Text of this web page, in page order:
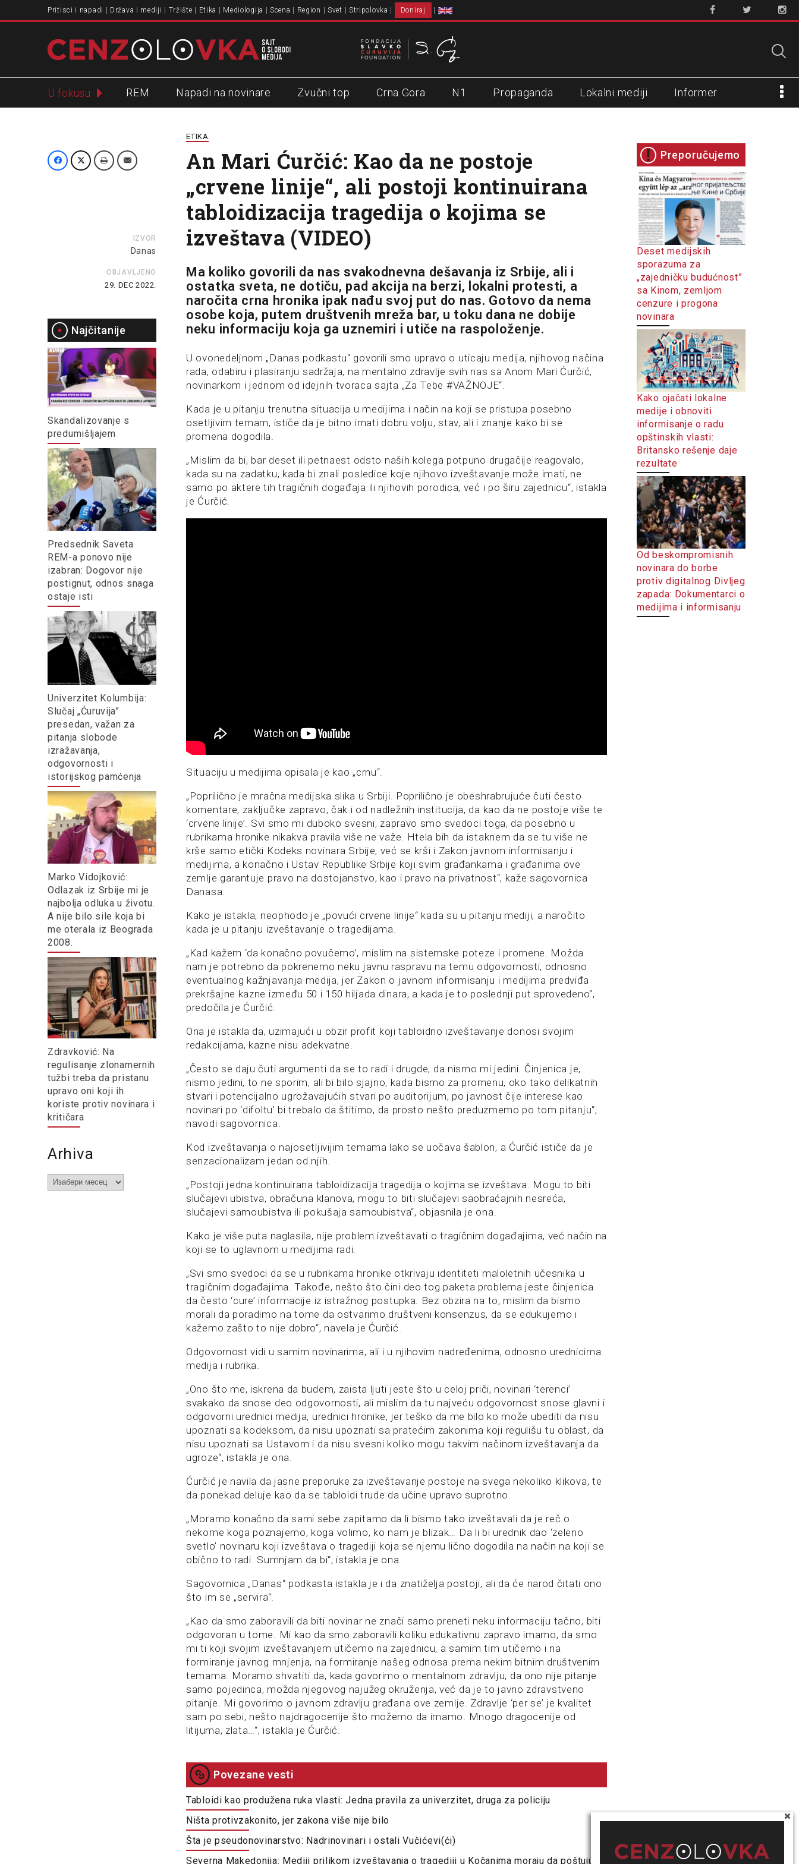
Pritisci i napadi Država i mediji Tržište Etika Mediologija Scena Region Svet Stripolovka Doniraj
U fokusu REM Napadi na novinare Zvučni top Crna Gora N1 Propaganda Lokalni mediji Informer
IZVOR
Danas
OBJAVLJENO
29. DEC 2022.
Najčitanije
Skandalizovanje s
predumišljajem
Predsednik Saveta
REM-a ponovo nije
izabran: Dogovor nije
postignut, odnos snaga
ostaje isti
Univerzitet Kolumbija:
Slučaj „Ćuruvija”
presedan, važan za
pitanja slobode
izražavanja,
odgovornosti i
istorijskog pamćenja
Marko Vidojković:
Odlazak iz Srbije mi je
najbolja odluka u životu.
A nije bilo sile koja bi
me oterala iz Beograda
2008.
Zdravković: Na
regulisanje zlonamernih
tužbi treba da pristanu
upravo oni koji ih
koriste protiv novinara i
kritičara
Arhiva
Arhiva
ETIKA
An Mari Ćurčić: Kao da ne postoje
„crvene linije“, ali postoji kontinuirana
tabloidizacija tragedija o kojima se
izveštava (VIDEO)
Ma koliko govorili da nas svakodnevna dešavanja iz Srbije, ali i
ostatka sveta, ne dotiču, pad akcija na berzi, lokalni protesti, a
naročita crna hronika ipak nađu svoj put do nas. Gotovo da nema
osobe koja, putem društvenih mreža bar, u toku dana ne dobije
neku informaciju koja ga uznemiri i utiče na raspoloženje.
U ovonedeljnom „Danas podkastu“ govorili smo upravo o uticaju medija, njihovog načina
rada, odabiru i plasiranju sadržaja, na mentalno zdravlje svih nas sa Anom Mari Ćurčić,
novinarkom i jednom od idejnih tvoraca sajta „Za Tebe #VAŽNOJE“.
Kada je u pitanju trenutna situacija u medijima i način na koji se pristupa posebno
osetljivim temam, ističe da je bitno imati dobru volju, stav, ali i znanje kako bi se
promena dogodila.
„Mislim da bi, bar deset ili petnaest odsto naših kolega potpuno drugačije reagovalo,
kada su na zadatku, kada bi znali posledice koje njihovo izveštavanje može imati, ne
samo po aktere tih tragičnih događaja ili njihovih porodica, već i po širu zajednicu“, istakla
je Ćurčić.
Situaciju u medijima opisala je kao „crnu“.
„Poprilično je mračna medijska slika u Srbiji. Poprilično je obeshrabrujuće čuti često
komentare, zaključke zapravo, čak i od nadležnih institucija, da kao da ne postoje više te
‘crvene linije’. Svi smo mi duboko svesni, zapravo smo svedoci toga, da posebno u
rubrikama hronike nikakva pravila više ne važe. Htela bih da istaknem da se tu više ne
krše samo etički Kodeks novinara Srbije, već se krši i Zakon javnom informisanju i
medijima, a konačno i Ustav Republike Srbije koji svim građankama i građanima ove
zemlje garantuje pravo na dostojanstvo, kao i pravo na privatnost“, kaže sagovornica
Danasa.
Kako je istakla, neophodo je „povući crvene linije“ kada su u pitanju mediji, a naročito
kada je u pitanju izveštavanje o tragedijama.
„Kad kažem ‘da konačno povučemo’, mislim na sistemske poteze i promene. Možda
nam je potrebno da pokrenemo neku javnu raspravu na temu odgovornosti, odnosno
eventualnog kažnjavanja medija, jer Zakon o javnom informisanju i medijima predviđa
prekršajne kazne između 50 i 150 hiljada dinara, a kada je to poslednji put sprovedeno“,
predočila je Ćurčić.
Ona je istakla da, uzimajući u obzir profit koji tabloidno izveštavanje donosi svojim
redakcijama, kazne nisu adekvatne.
„Često se daju čuti argumenti da se to radi i drugde, da nismo mi jedini. Činjenica je,
nismo jedini, to ne sporim, ali bi bilo sjajno, kada bismo za promenu, oko tako delikatnih
stvari i potencijalno ugrožavajućih stvari po auditorijum, po javnost čije interese kao
novinari po ‘difoltu’ bi trebalo da štitimo, da prosto nešto preduzmemo po tom pitanju“,
navodi sagovornica.
Kod izveštavanja o najosetljivijim temama lako se uočava šablon, a Ćurčić ističe da je
senzacionalizam jedan od njih.
„Postoji jedna kontinuirana tabloidizacija tragedija o kojima se izveštava. Mogu to biti
slučajevi ubistva, obračuna klanova, mogu to biti slučajevi saobraćajnih nesreća,
slučajevi samoubistva ili pokušaja samoubistva“, objasnila je ona.
Kako je više puta naglasila, nije problem izveštavati o tragičnim događajima, već način na
koji se to uglavnom u medijima radi.
„Svi smo svedoci da se u rubrikama hronike otkrivaju identiteti maloletnih učesnika u
tragičnim događajima. Takođe, nešto što čini deo tog paketa problema jeste činjenica
da često ‘cure’ informacije iz istražnog postupka. Bez obzira na to, mislim da bismo
morali da poradimo na tome da ostvarimo društveni konsenzus, da se edukujemo i
kažemo zašto to nije dobro“, navela je Ćurčić.
Odgovornost vidi u samim novinarima, ali i u njihovim nadređenima, odnosno urednicima
medija i rubrika.
„Ono što me, iskrena da budem, zaista ljuti jeste što u celoj priči, novinari ‘terenci’
svakako da snose deo odgovornosti, ali mislim da tu najveću odgovornost snose glavni i
odgovorni urednici medija, urednici hronike, jer teško da me bilo ko može ubediti da nisu
upoznati sa kodeksom, da nisu upoznati sa pratećim zakonima koji regulišu tu oblast, da
nisu upoznati sa Ustavom i da nisu svesni koliko mogu takvim načinom izveštavanja da
ugroze“, istakla je ona.
Ćurčić je navila da jasne preporuke za izveštavanje postoje na svega nekoliko klikova, te
da ponekad deluje kao da se tabloidi trude da učine upravo suprotno.
„Moramo konačno da sami sebe zapitamo da li bismo tako izveštavali da je reč o
nekome koga poznajemo, koga volimo, ko nam je blizak… Da li bi urednik dao ‘zeleno
svetlo’ novinaru koji izveštava o tragediji koja se njemu lično dogodila na način na koji se
obično to radi. Sumnjam da bi“, istakla je ona.
Sagovornica „Danas“ podkasta istakla je i da znatiželja postoji, ali da će narod čitati ono
što im se „servira“.
„Kao da smo zaboravili da biti novinar ne znači samo preneti neku informaciju tačno, biti
odgovoran u tome. Mi kao da smo zaboravili koliku edukativnu zapravo imamo, da smo
mi ti koji svojim izveštavanjem utičemo na zajednicu, a samim tim utičemo i na
formiranje javnog mnjenja, na formiranje našeg odnosa prema nekim bitnim društvenim
temama. Moramo shvatiti da, kada govorimo o mentalnom zdravlju, da ono nije pitanje
samo pojedinca, možda njegovog najužeg okruženja, već da je to javno zdravstveno
pitanje. Mi govorimo o javnom zdravlju građana ove zemlje. Zdravlje ‘per se’ je kvalitet
sam po sebi, nešto najdragocenije što možemo da imamo. Mnogo dragocenije od
litijuma, zlata…“, istakla je Ćurčić.
Povezane vesti
Tabloidi kao produžena ruka vlasti: Jedna pravila za univerzitet, druga za policiju
Ništa protivzakonito, jer zakona više nije bilo
Šta je pseudonovinarstvo: Nadrinovinari i ostali Vučićevi(ći)
Severna Makedonija: Mediji prilikom izveštavanja o tragediji u Kočanima moraju da poštuju
Preporučujemo
Deset medijskih
sporazuma za
„zajedničku budućnost”
sa Kinom, zemljom
cenzure i progona
novinara
Kako ojačati lokalne
medije i obnoviti
informisanje o radu
opštinskih vlasti:
Britansko rešenje daje
rezultate
Od beskompromisnih
novinara do borbe
protiv digitalnog Divljeg
zapada: Dokumentarci o
medijima i informisanju